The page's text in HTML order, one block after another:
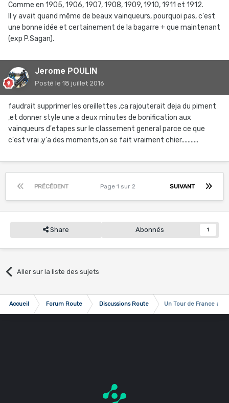
Comme en 1905, 1906, 1907, 1908, 1909, 1910, 1911 et 1912.
Il y avait quand même de beaux vainqueurs, pourquoi pas, c'est
une bonne idée et certainement de la bagarre + que maintenant
(exp P.Sagan).
Jerome POULIN
Posté le 18 juillet 2016
faudrait supprimer les oreillettes ,ca rajouterait deja du piment
,et donner style une a deux minutes de bonification aux
vainqueurs d'etapes sur le classement general parce ce que
c'est vrai ,y'a des moments,on se fait vraiment chier...........
PRÉCÉDENT SUIVANT
Page 1 sur 2
Share Abonnés 1
Aller sur la liste des sujets
Accueil Forum Route Discussions Route Un Tour de France aux